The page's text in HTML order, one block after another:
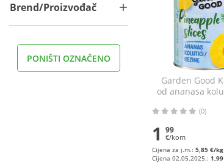
Brend/Proizvođač
PONIŠTI OZNAČENO
Garden Good
od ananasa
(0)
1 99
€/kom
Cijena za j.m.: 5,85 €/kg
Cijena 02.05.2025.: